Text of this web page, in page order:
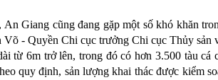
Giang cũng đang gặp một số khó khăn
- Quyền Chi cục trưởng Chi cục Thủy sản
từ 6m trở lên, trong đó có hơn 3.500 tàu cá
quy định, sản lượng khai thác được kiểm